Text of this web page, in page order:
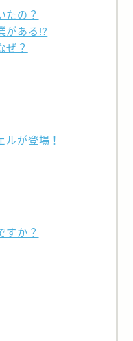
たの？
がある⁉
ぜ？
ルが登場！
すか？